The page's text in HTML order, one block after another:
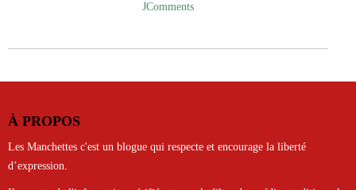
JComments
À PROPOS
Les Manchettes c'est un blogue qui respecte et encourage la liberté
d’expression.